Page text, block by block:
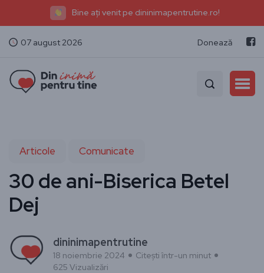
Bine ați venit pe dininimapentrutine.ro!
07 august 2026 Donează
Articole Comunicate
30 de ani-Biserica Betel
Dej
dininimapentrutine
18 noiembrie 2024
Citești într-un minut
625 Vizualizări